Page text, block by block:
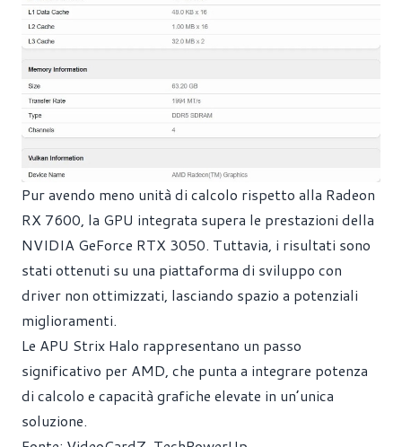
Pur avendo meno unità di calcolo rispetto alla Radeon
RX 7600, la GPU integrata supera le prestazioni della
NVIDIA GeForce RTX 3050. Tuttavia, i risultati sono
stati ottenuti su una piattaforma di sviluppo con
driver non ottimizzati, lasciando spazio a potenziali
miglioramenti.
Le APU Strix Halo rappresentano un passo
significativo per AMD, che punta a integrare potenza
di calcolo e capacità grafiche elevate in un’unica
soluzione.